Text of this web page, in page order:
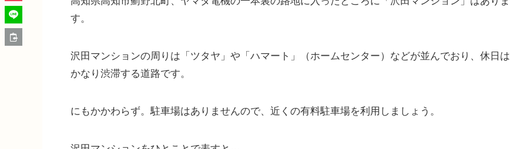
す。
沢田マンションの周りは「ツタヤ」や「ハマート」（ホームセンター）などが並んでおり、休日は
かなり渋滞する道路です。
にもかかわらず。駐車場はありませんので、近くの有料駐車場を利用しましょう。